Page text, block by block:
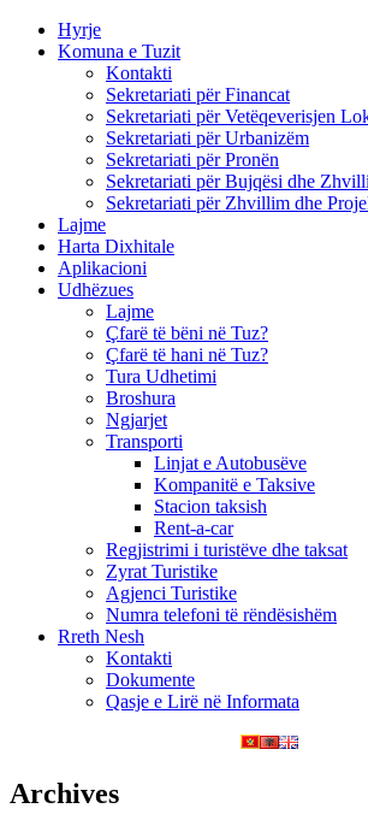
Hyrje
Komuna e Tuzit
Kontakti
Sekretariati për Financat
Sekretariati për Vetëqeverisjen
Sekretariati për Urbanizëm
Sekretariati për Pronën
Sekretariati për Bujqësi dhe
Sekretariati për Zhvillim dhe
Lajme
Harta Dixhitale
Aplikacioni
Udhëzues
Lajme
Çfarë të bëni në Tuz?
Çfarë të hani në Tuz?
Tura Udhetimi
Broshura
Ngjarjet
Transporti
Linjat e Autobusëve
Kompanitë e Taksive
Stacion taksish
Rent-a-car
Regjistrimi i turistëve dhe taksat
Zyrat Turistike
Agjenci Turistike
Numra telefoni të rëndësishëm
Rreth Nesh
Kontakti
Dokumente
Qasje e Lirë në Informata
Archives